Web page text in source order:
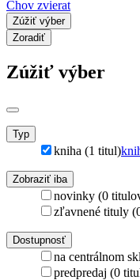
Chov zvierat
Zúžiť výber
Zoradiť
Zúžiť výber
Typ
kniha (1 titul)
Zobraziť iba
novinky (0
zľavnené tituly
Dostupnosť
na centrálnom
predpredaj (0